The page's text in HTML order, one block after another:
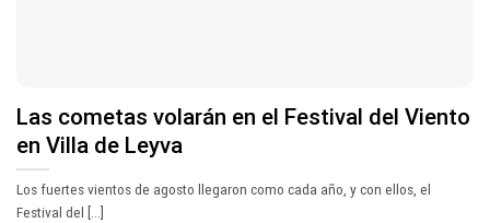
Las cometas volarán en el Festival del Viento
en Villa de Leyva
Los fuertes vientos de agosto llegaron como cada año, y con ellos, el
Festival del [...]